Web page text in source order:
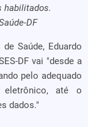
habilitados.
DF
Saúde, Eduardo
DF vai "desde a
pelo adequado
eletrônico, até o
dados."